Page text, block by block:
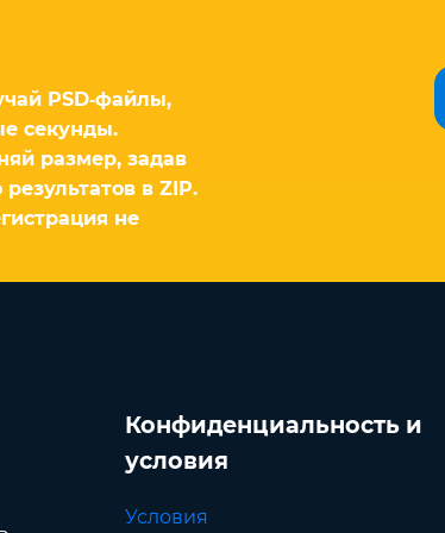
PSD‑файлы,
секунды.
размер, задав
в ZIP.
не
Конфиденциальность и
условия
Условия